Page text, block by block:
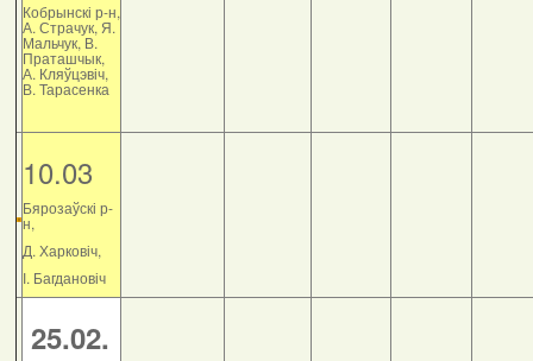
Кобрынскі р-н,
А. Страчук, Я.
Мальчук, В.
Праташчык,
А. Кляўцэвіч,
В. Тарасенка
10.03
Бярозаўскі р-
н,
Д. Харковіч,
І. Багдановіч
25.02.